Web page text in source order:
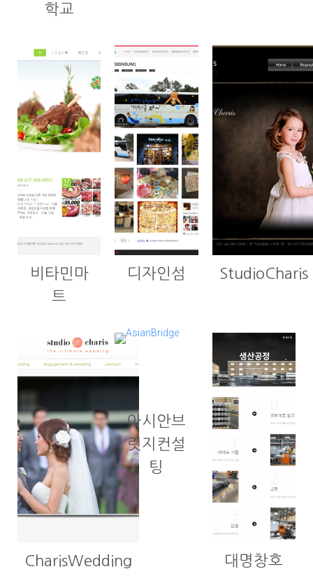
학교
비타민마
트
디자인섬 StudioCharis
CharisWedding
아시안브
릿지컨설
팅
대명창호